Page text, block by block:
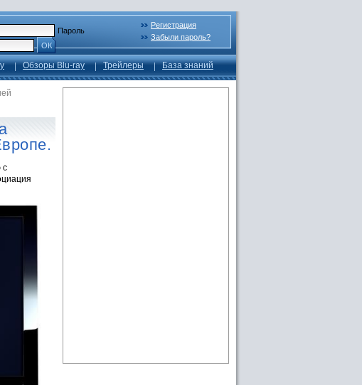
Пароль
ОК
Регистрация
Забыли пароль?
Обзоры Blu-ray Трейлеры База знаний
с